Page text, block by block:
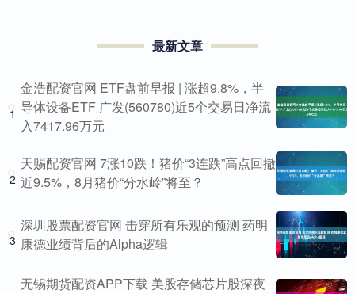
最新文章
1
金浩配资官网 ETF盘前早报 | 涨超9.8%，半
导体设备ETF 广发(560780)近5个交易日净流
入7417.96万元
2
天赐配资官网 7涨10跌！猪价“3连跌”高点回撤
近9.5%，8月猪价“分水岭”将至？
3
深圳股票配资官网 击穿所有乐观的预测 药明
康德业绩背后的Alpha逻辑
无锡期货配资APP下载 美股存储芯片股深夜